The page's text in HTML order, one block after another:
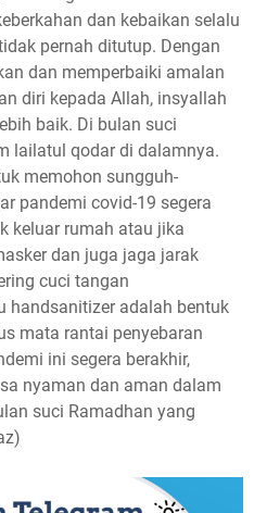
dan kebaikan selalu
pernah ditutup. Dengan
dan memperbaiki amalan
diri kepada Allah, insyallah
baik. Di bulan suci
lailatul qodar di dalamnya.
memohon sungguh-
pandemi covid-19 segera
keluar rumah atau jika
dan juga jaga jarak
cuci tangan
handsanitizer adalah bentuk
mata rantai penyebaran
ini segera berakhir,
nyaman dan aman dalam
suci Ramadhan yang